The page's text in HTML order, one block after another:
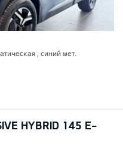
, синий мет.
HYBRID 145 E-